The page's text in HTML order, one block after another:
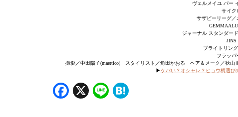
ヴェルメイユ パー
サイ
サザビーリーグ
ジャーナル スタンダー
ブライトリン
フラッ
撮影／中田陽子(maettico) スタイリスト／角田かおる ヘア＆メーク／秋
▶︎ケバい？オシャレ？ヒョウ柄選び
Facebook
X Line